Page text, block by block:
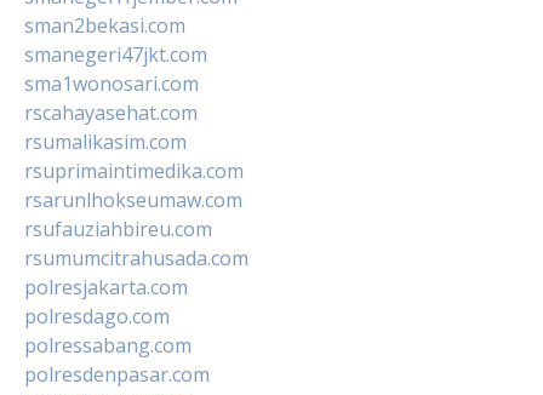
sman2bekasi.com
smanegeri47jkt.com
sma1wonosari.com
rscahayasehat.com
rsumalikasim.com
rsuprimaintimedika.com
rsarunlhokseumaw.com
rsufauziahbireu.com
rsumumcitrahusada.com
polresjakarta.com
polresdago.com
polressabang.com
polresdenpasar.com